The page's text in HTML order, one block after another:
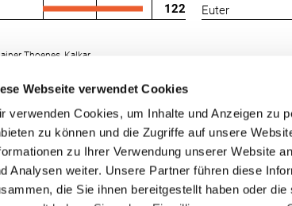
Webseite verwendet Cookies
verwenden Cookies, um Inhalte und Anzeigen zu
zu können und die Zugriffe auf unsere
zu Ihrer Verwendung unserer Website
Analysen weiter. Unsere Partner führen diese
die Sie ihnen bereitgestellt haben oder
122
Euter
Thoenes, Kalkar
WEST eG
Münster
RUW-Regionalzentrum
Nordrhein